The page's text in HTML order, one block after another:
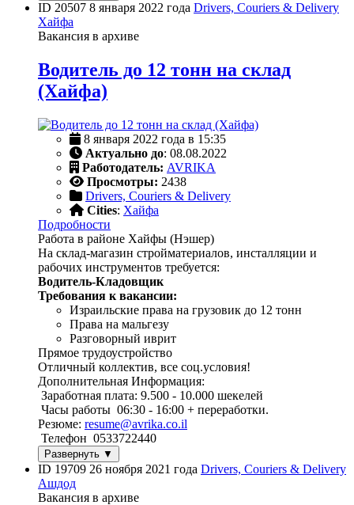
ID 20507 8 января 2022 года Drivers, Couriers & Delivery
Хайфа
Вакансия в архиве
Водитель до 12 тонн на склад
(Хайфа)
8 января 2022 года в 15:35
Актуально до: 08.08.2022
Работодатель: AVRIKA
Просмотры: 2438
Drivers, Couriers & Delivery
Cities: Хайфа
Подробности
Работа в районе Хайфы (Нэшер)
На склад-магазин стройматериалов, инсталляции и
рабочих инструментов требуется:
Водитель-Кладовщик
Требования к вакансии:
Израильские права на грузовик до 12 тонн
Права на мальгезу
Разговорный иврит
Прямое трудоустройство
Отличный коллектив, все соц.условия!
Дополнительная Информация:
Заработная плата: 9.500 - 10.000 шекелей
Часы работы 06:30 - 16:00 + переработки.
Резюме: resume@avrika.co.il
Телефон 0533722440
Развернуть ▼
ID 19709 26 ноября 2021 года Drivers, Couriers & Delivery
Ашдод
Вакансия в архиве